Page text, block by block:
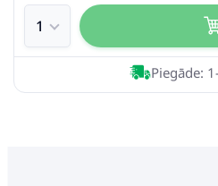
Piegāde: